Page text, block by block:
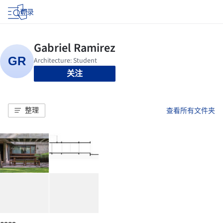
登录
关注
整理 查看所有文件夹